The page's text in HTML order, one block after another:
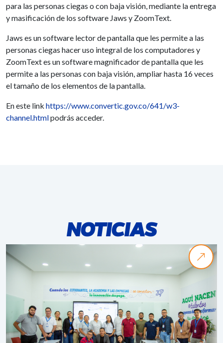
para las personas ciegas o con baja visión, mediante la entrega
y masificación de los software Jaws y ZoomText.
Jaws es un software lector de pantalla que les permite a las
personas ciegas hacer uso integral de los computadores y
ZoomText es un software magnificador de pantalla que les
permite a las personas con baja visión, ampliar hasta 16 veces
el tamaño de los elementos de la pantalla.
En este link https://www.convertic. gov.co/641/w3-
channel.htmlpodrás acceder.
NOTICIAS